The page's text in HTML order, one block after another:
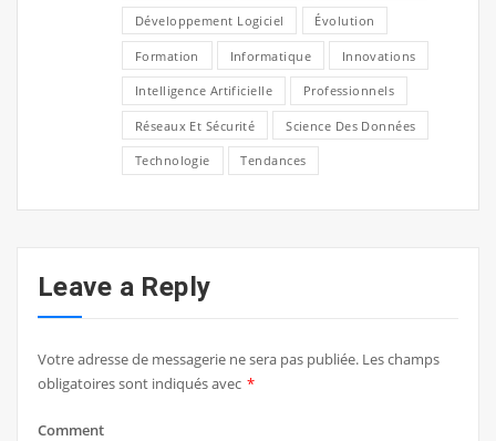
Développement Logiciel Évolution
Formation Informatique Innovations
Intelligence Artificielle Professionnels
Réseaux Et Sécurité Science Des Données
Technologie Tendances
Leave a Reply
Votre adresse de messagerie ne sera pas publiée. Les champs
obligatoires sont indiqués avec *
Comment